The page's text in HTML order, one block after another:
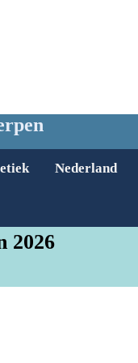
Nederland
2026